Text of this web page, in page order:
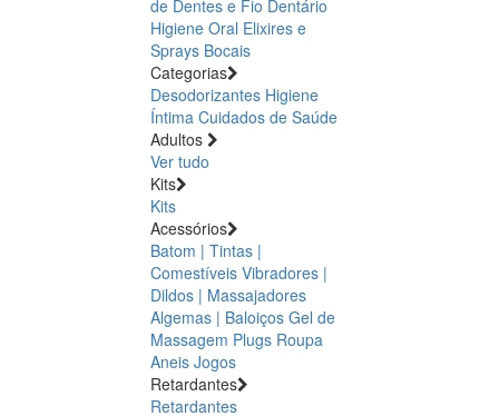
de Dentes e Fio Dentário
Higiene Oral Elixires e
Sprays Bocais
Categorias
Desodorizantes Higiene
Íntima Cuidados de Saúde
Adultos
Ver tudo
Kits
Kits
Acessórios
Batom | Tintas |
Comestíveis Vibradores |
Dildos | Massajadores
Algemas | Baloiços Gel de
Massagem Plugs Roupa
Aneis Jogos
Retardantes
Retardantes